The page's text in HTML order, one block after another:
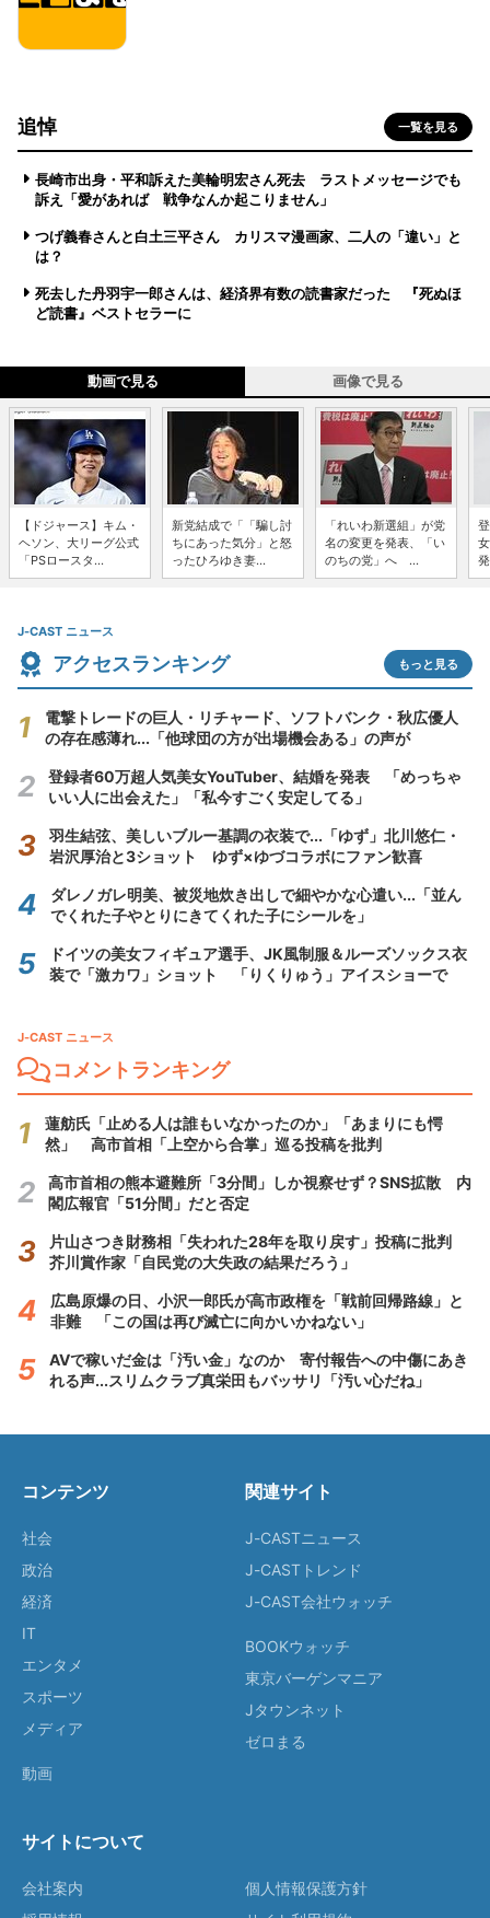
追悼 一覧を見る
長崎市出身・平和訴えた美輪明宏さん死去 ラストメッセージでも
訴え「愛があれば 戦争なんか起こりません」
つげ義春さんと白土三平さん カリスマ漫画家、二人の「違い」と
は？
死去した丹羽宇一郎さんは、経済界有数の読書家だった 『死ぬほ
ど読書』ベストセラーに
動画で見る 画像で見る
【ドジャース】キム・
ヘソン、大リーグ公式
「PSロースタ...
新党結成で「「騙し討
ちにあった気分」と怒
ったひろゆき妻...
「れいわ新選組」が党
名の変更を発表、「い
のちの党」へ ...
J-CAST ニュース
アクセスランキング もっと見る
電撃トレードの巨人・リチャード、ソフトバンク・秋広優人
の存在感薄れ...「他球団の方が出場機会ある」の声が
登録者60万超人気美女YouTuber、結婚を発表 「めっちゃ
いい人に出会えた」「私今すごく安定してる」
羽生結弦、美しいブルー基調の衣装で...「ゆず」北川悠仁・
岩沢厚治と3ショット ゆず×ゆづコラボにファン歓喜
ダレノガレ明美、被災地炊き出しで細やかな心遣い...「並ん
でくれた子やとりにきてくれた子にシールを」
ドイツの美女フィギュア選手、JK風制服＆ルーズソックス衣
装で「激カワ」ショット 「りくりゅう」アイスショーで
J-CAST ニュース
コメントランキング
蓮舫氏「止める人は誰もいなかったのか」「あまりにも愕
然」 高市首相「上空から合掌」巡る投稿を批判
高市首相の熊本避難所「3分間」しか視察せず？SNS拡散 内
閣広報官「51分間」だと否定
片山さつき財務相「失われた28年を取り戻す」投稿に批判
芥川賞作家「自民党の大失政の結果だろう」
広島原爆の日、小沢一郎氏が高市政権を「戦前回帰路線」と
非難 「この国は再び滅亡に向かいかねない」
AVで稼いだ金は「汚い金」なのか 寄付報告への中傷にあき
れる声...スリムクラブ真栄田もバッサリ「汚い心だね」
コンテンツ
社会
政治
経済
IT
エンタメ
スポーツ
メディア
動画
関連サイト
J-CASTニュース
J-CASTトレンド
J-CAST会社ウォッチ
BOOKウォッチ
東京バーゲンマニア
Jタウンネット
ゼロまる
サイトについて
会社案内
個人情報保護方針